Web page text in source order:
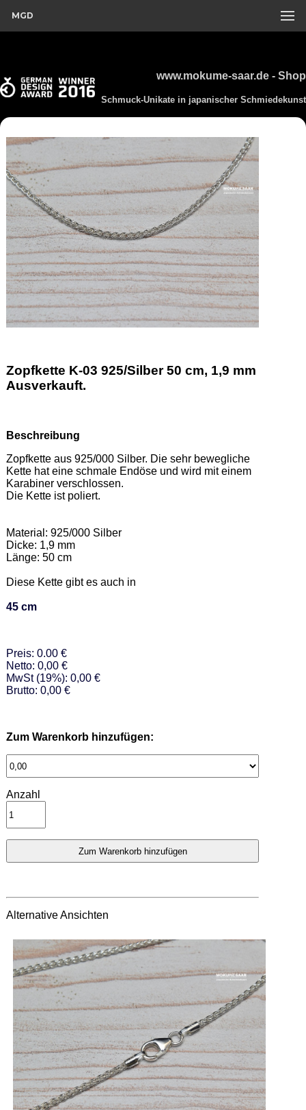
MGD
www.mokume-saar.de - Shop
Schmuck-Unikate in japanischer Schmiedekunst
Zopfkette K-03 925/Silber 50 cm, 1,9 mm
Ausverkauft.
Beschreibung
Zopfkette aus 925/000 Silber. Die sehr bewegliche
Kette hat eine schmale Endöse und wird mit einem
Karabiner verschlossen.
Die Kette ist poliert.
Material: 925/000 Silber
Dicke: 1,9 mm
Länge: 50 cm
Diese Kette gibt es auch in
45 cm
Preis: 0.00 €
Netto: 0,00 €
MwSt (19%): 0,00 €
Brutto: 0,00 €
Zum Warenkorb hinzufügen:
Anzahl
Alternative Ansichten